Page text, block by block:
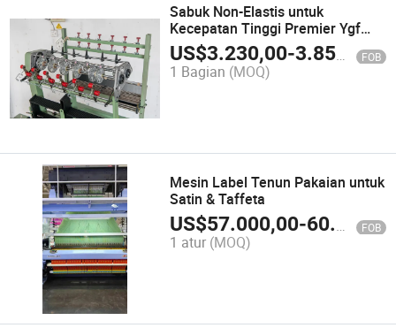
Sabuk Non-Elastis untuk
Kecepatan Tinggi Premier Ygf
655 Kinerja Elite Pita Woven
Sempit
US$3.230,00-3.850,00 FOB
1 Bagian (MOQ)
Mesin Label Tenun Pakaian untuk
Satin & Taffeta
US$57.000,00-60.000,00 FOB
1 atur (MOQ)